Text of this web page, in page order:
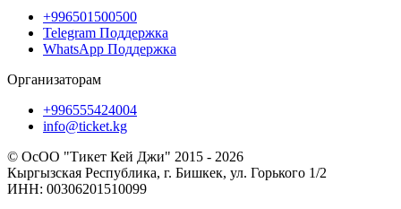
+996501500500
Telegram Поддержка
WhatsApp Поддержка
Организаторам
+996555424004
info@ticket.kg
© ОсОО "Тикет Кей Джи" 2015 - 2026
Кыргызская Республика, г. Бишкек, ул. Горького 1/2
ИНН: 00306201510099